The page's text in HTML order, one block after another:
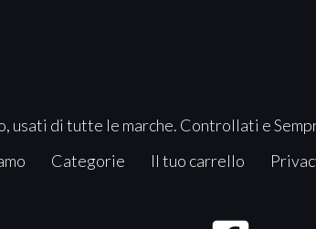
usati di tutte le marche. Controllati e
Categorie Il tuo carrello